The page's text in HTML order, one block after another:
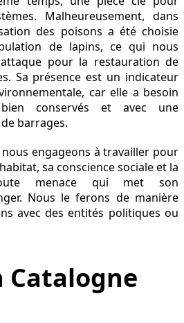
Malheureusement, dans
des poisons a été choisie
de lapins, ce qui nous
pour la restauration de
Sa présence est un indicateur
car elle a besoin
conservés et avec une
barrages.
engageons à travailler pour
sa conscience sociale et la
menace qui met son
Nous le ferons de manière
avec des entités politiques ou
Catalogne